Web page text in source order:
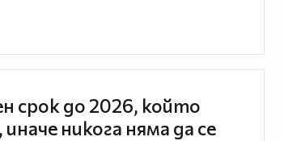
срок до 2026, който
никога няма да се